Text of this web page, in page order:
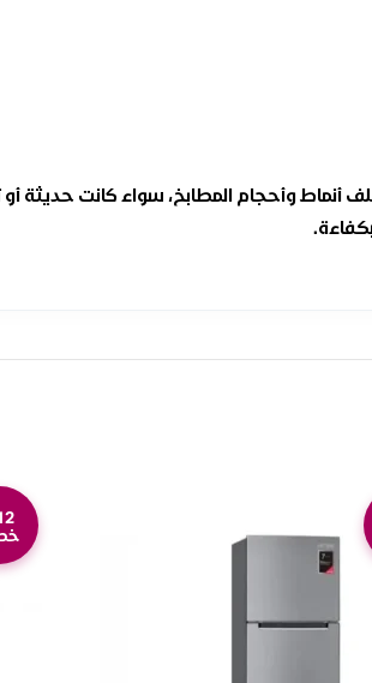
أنماط وأحجام المطابخ، سواء كانت